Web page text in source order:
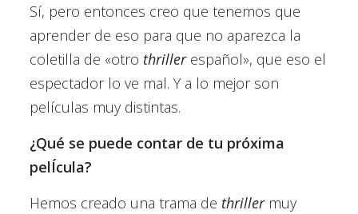
Sí, pero entonces creo que tenemos que
aprender de eso para que no aparezca la
coletilla de «otro thrillerespañol», que eso el
espectador lo ve mal. Y a lo mejor son
películas muy distintas.
¿Qué se puede contar de tu próxima
pelÍcula?
Hemos creado una trama de thrillermuy